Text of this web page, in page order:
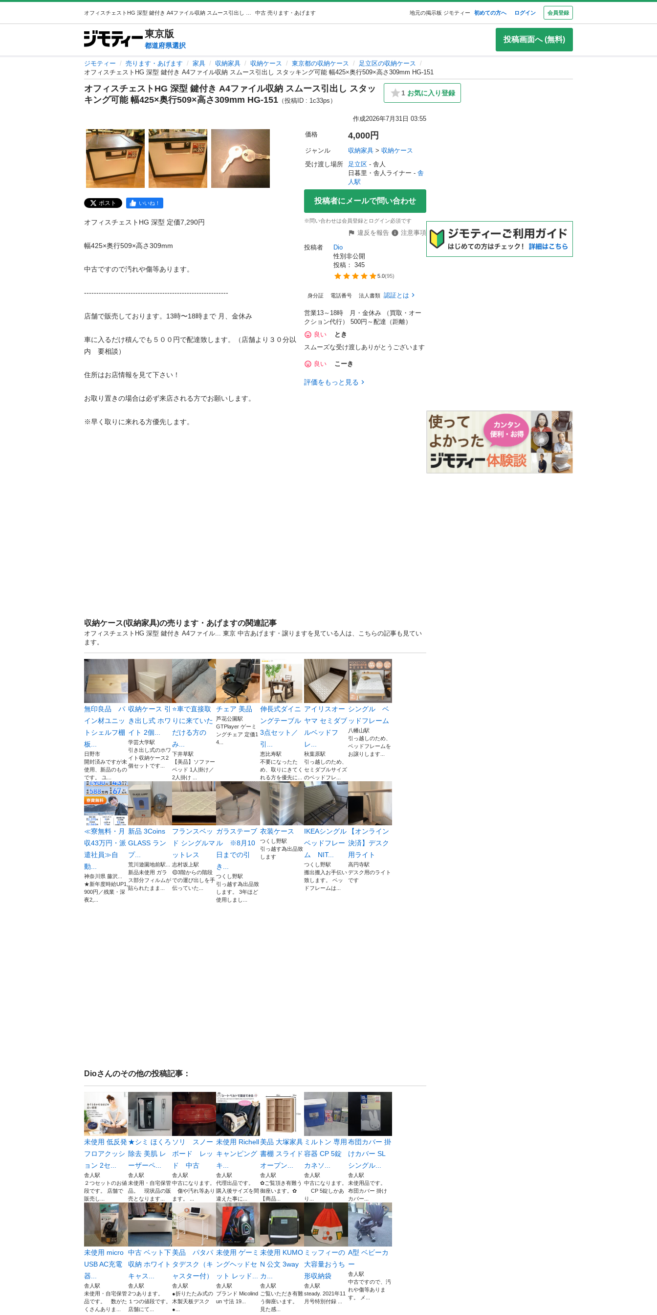
中古 売ります・あげます 地元の掲示板 ジモティー 初めての方へ ログイン 会員登録
東京版
都道府県選択
投稿画面へ (無料)
ジモティー 売ります・あげます 家具 収納家具 収納ケース 東京都の収納ケース
足立区の収納ケース
オフィスチェストHG 深型 鍵付き A4ファイル収納 スムース引出し スタッキング可能 幅425×奥行509×高さ309mm HG-151
オフィスチェストHG 深型 鍵付き A4ファイル収納 スムース引出し スタッ
キング可能 幅425×奥行509×高さ309mm HG-151 （投稿ID : 1c33ps）
1 お気に入り登録
作成2026年7月31日 03:55
ポスト いいね！
オフィスチェストHG 深型 定価7,290円
幅425×奥行509×高さ309mm
中古ですので汚れや傷等あります。
-----------------------------------------------------------
店舗で販売しております。13時〜18時まで 月、金休み
車に入るだけ積んでも５００円で配達致します。（店舗より３０分以
内　要相談）
住所はお店情報を見て下さい！
お取り置きの場合は必ず来店される方でお願いします。
※早く取りに来れる方優先します。
価格 4,000円
ジャンル 収納家具 > 収納ケース
受け渡し場所
足立区 - 舎人
日暮里・舎人ライナー - 舎
人駅
投稿者にメールで問い合わせ
※問い合わせは会員登録とログイン必須です
違反を報告
注意事項
投稿者
Dio
性別非公開
投稿： 345
5.0(95)
身分証 電話番号 法人書類 認証とは
営業13～18時 月・金休み （買取・オー
クション代行） 500円～配達（距離）
良い
とき
スムーズな受け渡しありがとうございます
良い こーき
評価をもっと見る
収納ケース(収納家具)の売ります・あげますの関連記事
オフィスチェストHG 深型 鍵付き A4ファイル... 東京 中古あげます・譲りますを見ている人は、こちらの記事も見てい
ます。
無印良品 パ
イン材ユニッ
トシェルフ棚
板...
日野市
開封済みですが未
使用、新品のもの
です。 ユ...
収納ケース 引
き出し式 ホワ
イト 2個...
学芸大学駅
引き出し式のホワ
イト収納ケース2
個セットです...
⭐️車で直接取
りに来ていた
だける方の
み...
下井草駅
【美品】ソファー
ベッド 1人掛け／
2人掛け ...
チェア 美品
芦花公園駅
GTPlayer ゲーミ
ングチェア 定価1
4...
伸長式ダイニ
ングテーブル
3点セット／
引...
恵比寿駅
不要になったた
め、取りにきてく
れる方を優先に...
アイリスオー
ヤマ セミダブ
ルベッドフ
レ...
秋葉原駅
引っ越しのため、
セミダブルサイズ
のベッドフレ...
シングル ベ
ッドフレーム
八幡山駅
引っ越しのため、
ベッドフレームを
お譲りします...
≪寮無料・月
収43万円・派
遣社員≫自
動...
神奈川県 藤沢...
★新年度時給UP1,
900円／残業・深
夜2,...
新品 3Coins
GLASS ラン
プ...
荒川遊園地前駅...
新品未使用 ガラ
ス部分フィルムが
貼られたまま...
フランスベッ
ド シングルマ
ットレス
志村坂上駅
🟡3階からの階段
での運び出しを手
伝っていた...
ガラステーブ
ル ※8月10
日までの引
き...
つくし野駅
引っ越す為出品致
します。 3年ほど
使用しまし...
衣装ケース
つくし野駅
引っ越す為出品致
します
IKEAシングル
ベッドフレー
ム NIT...
つくし野駅
搬出搬入お手伝い
致します。 ベッ
ドフレームは...
【オンライン
決済】デスク
用ライト
高円寺駅
デスク用のライト
です
Dioさんのその他の投稿記事：
未使用 低反発
フロアクッシ
ョン 2セ...
舎人駅
２つセットのお値
段です。 店舗で
販売し...
★シミ ほくろ
除去 美肌 レ
ーザーペ...
舎人駅
未使用・自宅保管
品。 現状品の販
売となります...
ソリ スノー
ボード レッ
ド 中古
舎人駅
中古になります。
傷や汚れ等あり
ます。 ...
未使用 Richell
キャンピング
キ...
舎人駅
代理出品です。
購入後サイズを間
違えた事に...
美品 大塚家具
書棚 スライド
オープン...
舎人駅
✿ご覧頂き有難う
御座います。✿
【商品...
ミルトン 専用
容器 CP 5錠
カネソ...
舎人駅
中古になります。
CP 5錠しかあ
り...
布団カバー 掛
けカバー SL
シングル...
舎人駅
未使用品です。
布団カバー 掛け
カバー...
未使用 micro
USB AC充電
器...
舎人駅
未使用・自宅保管
品です。 数がた
くさんありま...
中古 ベット下
収納 ホワイト
キャス...
舎人駅
2つあります。
１つの値段です。
店舗にて...
美品 パタパ
タデスク（キ
ャスター付）
舎人駅
●折りたたみ式の
木製天板デスク
●...
未使用 ゲーミ
ングヘッドセ
ット レッド...
舎人駅
ブランド Micolind
un 寸法 19...
未使用 KUMO
N 公文 3way
カ...
舎人駅
ご覧いただき有難
う御座います。
見た感...
ミッフィーの
大容量おうち
形収納袋
舎人駅
steady. 2021年11
月号特別付録 ...
A型 ベビーカ
ー
舎人駅
中古ですので、汚
れや傷等ありま
す。 メ...